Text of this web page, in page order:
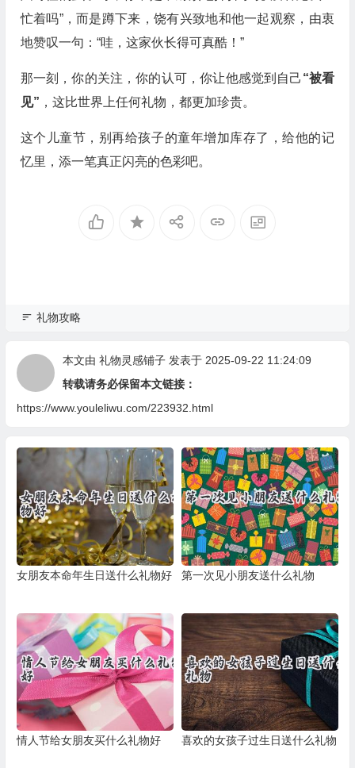
忙着吗”，而是蹲下来，饶有兴致地和他一起观察，由衷
地赞叹一句：“哇，这家伙长得可真酷！”
那一刻，你的关注，你的认可，你让他感觉到自己 “被看
见” ，这比世界上任何礼物，都更加珍贵。
这个儿童节，别再给孩子的童年增加库存了，给他的记
忆里，添一笔真正闪亮的色彩吧。
礼物攻略
本文由 礼物灵感铺子发表于 2025-09-22 11:24:09
转载请务必保留本文链接：
https://www.youleliwu.com/223932.html
女朋友本命年生日送什么礼物好 第一次见小朋友送什么礼物
情人节给女朋友买什么礼物好 喜欢的女孩子过生日送什么礼物